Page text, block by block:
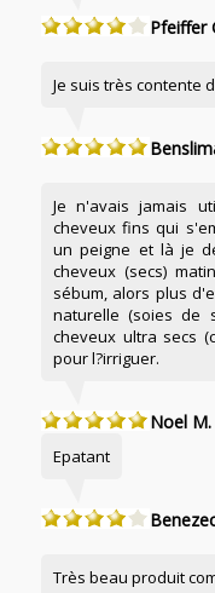
Pfeiffer
Je suis très contente
Je n'avais jamais
cheveux fins qui
un peigne et là je
cheveux (secs)
sébum, alors plus
naturelle (soies de
cheveux ultra secs
pour l?irriguer.
Noel M.
Epatant
Très beau produit